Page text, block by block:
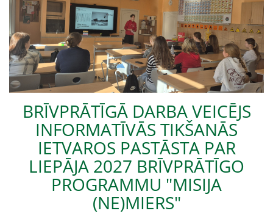
BRĪVPRĀTĪGĀ DARBA VEICĒJS
INFORMATĪVĀS TIKŠANĀS
IETVAROS PASTĀSTA PAR
LIEPĀJA 2027 BRĪVPRĀTĪGO
PROGRAMMU "MISIJA
(NE)MIERS"